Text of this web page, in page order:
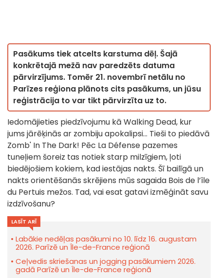
Pasākums tiek atcelts karstuma dēļ. Šajā
konkrētajā mežā nav paredzēts datuma
pārvirzījums. Tomēr 21. novembrī netālu no
Parīzes reģiona plānots cits pasākums, un jūsu
reģistrācija to var tikt pārvirzīta uz to.
Iedomājieties piedzīvojumu kā Walking Dead, kur
jums jārēķinās ar zombiju apokalipsi... Tieši to piedāvā
Zomb' In The Dark! Pēc La Défense pazemes
tuneļiem šoreiz tas notiek starp milzīgiem, ļoti
biedējošiem kokiem, kad iestājas nakts. Šī bailīgā un
nakts orientēšanās skrējiens mūs sagaida Bois de l’île
du Pertuis mežos. Tad, vai esat gatavi izmēģināt savu
izdzīvošanu?
LASĪT ARĪ
Labākie nedēļas pasākumi no 10. līdz 16. augustam
2026. Parīzē un Île-de-France reģionā
Ceļvedis skriešanas un jogging pasākumiem 2026.
gadā Parīzē un Île-de-France reģionā